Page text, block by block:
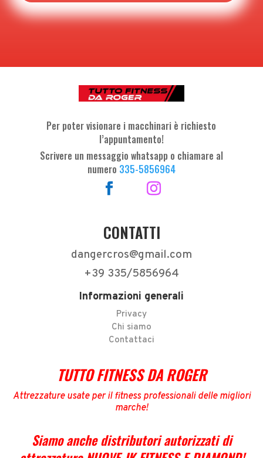
Per poter visionare i macchinari è richiesto
l’appuntamento!
Scrivere un messaggio whatsapp o chiamare al
numero 335-5856964
CONTATTI
dangercros@gmail.com
+39 335/5856964
Informazioni generali
Privacy
Chi siamo
Contattaci
TUTTO FITNESS DA ROGER
Attrezzature usate per il fitness professionali delle migliori
marche!
Siamo anche distributori autorizzati di